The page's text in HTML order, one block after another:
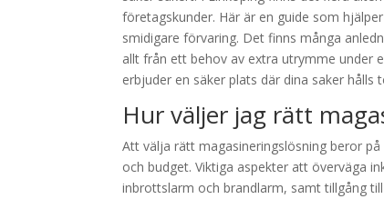
företagskunder. Här är en guide som
smidigare förvaring. Det finns många
allt från ett behov av extra utrymme under
erbjuder en säker plats där dina saker
Hur väljer jag rätt
Att välja rätt magasineringslösning beror
och budget. Viktiga aspekter att överväga
inbrottslarm och brandlarm, samt tillgång